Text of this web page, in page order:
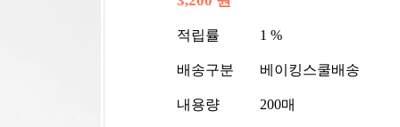
적립률 1 %
배송구분 베이킹스쿨배송
내용량 200매